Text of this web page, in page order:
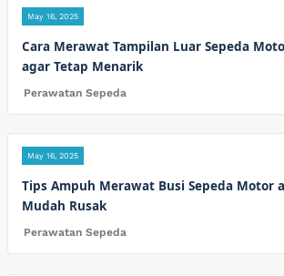
May 16, 2025
Cara Merawat Tampilan Luar Sepeda
agar Tetap Menarik
Perawatan Sepeda
May 16, 2025
Tips Ampuh Merawat Busi Sepeda Motor
Mudah Rusak
Perawatan Sepeda